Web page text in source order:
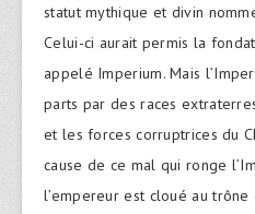
statut mythique et divin
Celui-ci aurait permis la
appelé Imperium. Mais
parts par des races
et les forces corruptrices du
cause de ce mal qui ronge
l’empereur est cloué au trône